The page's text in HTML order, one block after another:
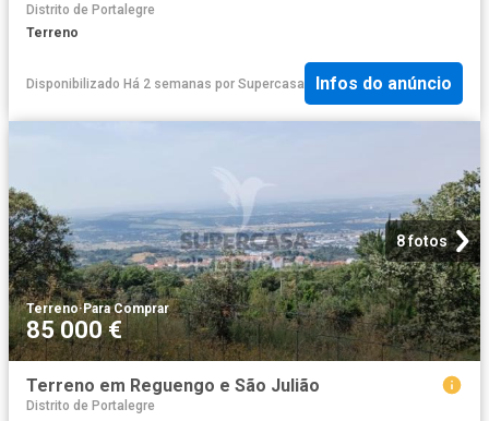
Distrito de Portalegre
Terreno
Disponibilizado Há 2 semanas por Supercasa Infos do anúncio
8 fotos
Terreno·Para Comprar
85 000 €
Terreno em Reguengo e São Julião
Distrito de Portalegre